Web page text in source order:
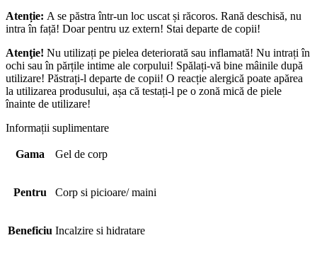
Atenție: A se păstra într-un loc uscat și răcoros. Rană deschisă, nu
intra în față! Doar pentru uz extern! Stai departe de copii!
Atenţie! Nu utilizați pe pielea deteriorată sau inflamată! Nu intrați în
ochi sau în părțile intime ale corpului! Spălați-vă bine mâinile după
utilizare! Păstrați-l departe de copii! O reacție alergică poate apărea
la utilizarea produsului, așa că testați-l pe o zonă mică de piele
înainte de utilizare!
Informații suplimentare
Gama Gel de corp
Pentru Corp si picioare/ maini
Beneficiu Incalzire si hidratare